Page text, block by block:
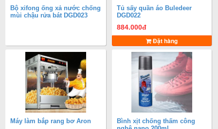
Bộ xifong ống xả nước chống
mùi chậu rửa bát DGD023
Tủ sấy quần áo Buledeer
DGD022
884.000đ
Đặt hàng
Máy làm bắp rang bơ Aron
Bình xịt chống thấm công